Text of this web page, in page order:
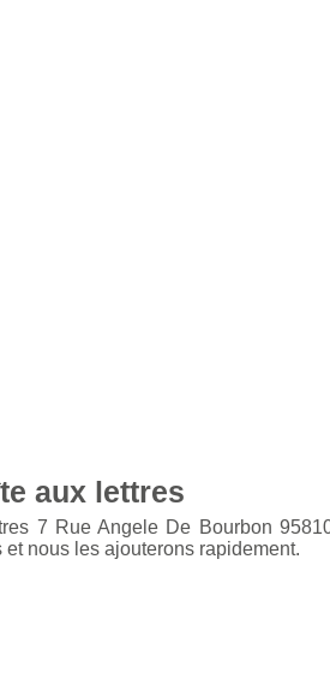
aux lettres
7 Rue Angele De Bourbon
nous les ajouterons rapidement.